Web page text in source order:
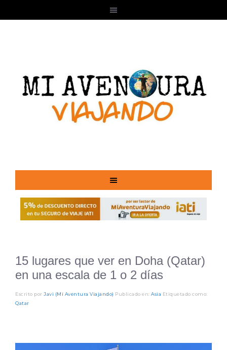
15 lugares que ver en Doha (Qatar)
en una escala de 1 o 2 días
Escrito por Javi (Mi Aventura Viajando) Publicado en: Asia Etiquetado como:
Qatar